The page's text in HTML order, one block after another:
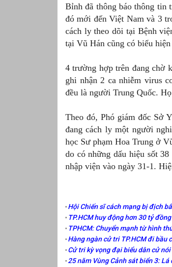
Bỉnh đã thông báo thông tin
đó mới đến Việt Nam và 3
cách ly theo dõi tại Bệnh
tại Vũ Hán cũng có biểu
4 trường hợp trên đang chờ
ghi nhận 2 ca nhiễm virus
đều là người Trung Quốc.
Theo đó, Phó giám đốc Sở
đang cách ly một người
học Sư phạm Hoa Trung ở
do có những dấu hiệu sốt
nhập viện vào ngày 31-1.
Hội Chiến sĩ cách mạng bị địch
TP.HCM huy động hơn 30 tỷ
TPHCM: Chuyển mạnh từ hình
Hàng ngàn cử tri TP.HCM đi bầu
Cử tri kỳ vọng đại biểu dân cử
25 năm Vùng Cảnh sát biển 3: